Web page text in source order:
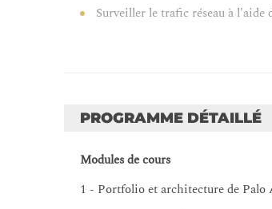
Surveiller le trafic réseau à
PROGRAMME DÉTAILLÉ
Modules de cours
1 - Portfolio et architecture de Palo